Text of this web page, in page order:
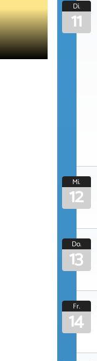
Di.
11
Mi.
12
Do.
13
Fr.
14